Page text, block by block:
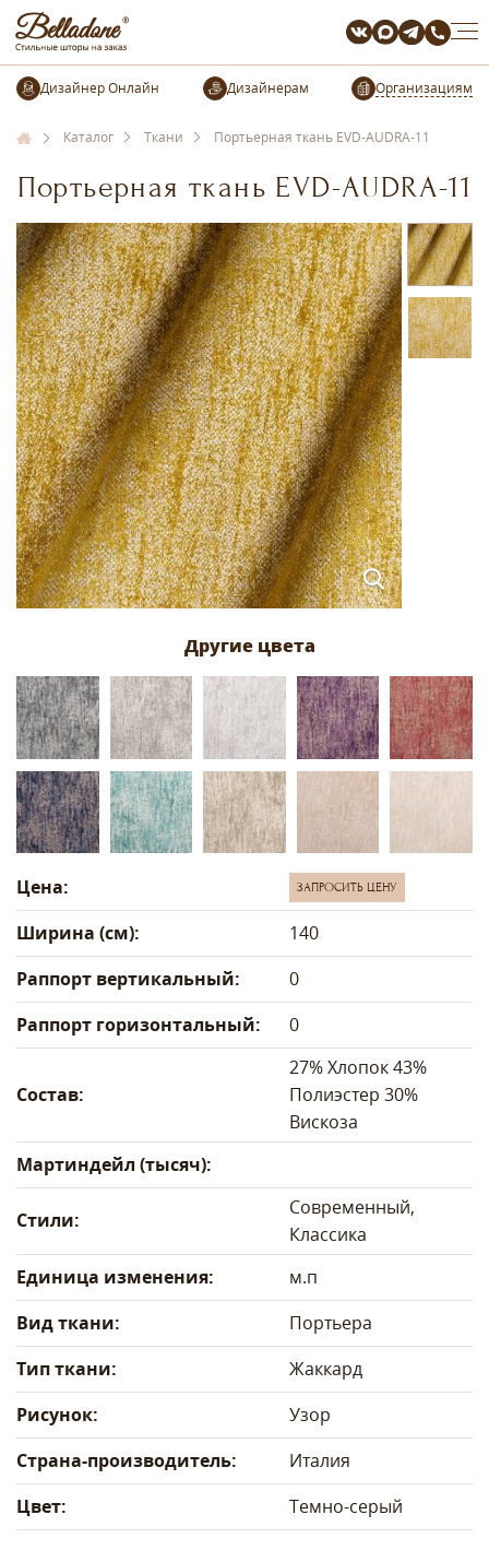
Организациям
Каталог Ткани Портьерная ткань EVD-AUDRA-11
Портьерная ткань EVD-AUDRA-11
Цена: ЗАПРОСИТЬ ЦЕНУ
Ширина (см):
140
Раппорт вертикальный:
0
Раппорт горизонтальный:
0
Состав:
27% Хлопок 43%
Полиэстер 30%
Вискоза
Мартиндейл (тысяч):
Стили:
Современный,
Классика
Единица изменения:
м.п
Вид ткани:
Портьера
Тип ткани:
Жаккард
Рисунок:
Узор
Страна-производитель:
Италия
Цвет:
Темно-серый